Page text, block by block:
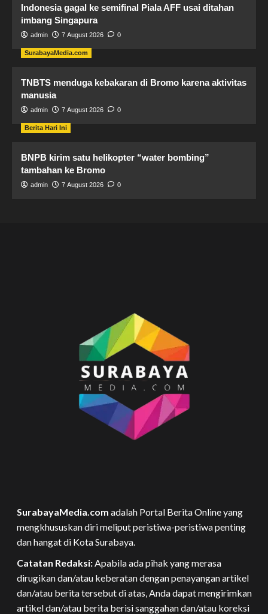
Indonesia gagal ke semifinal Piala AFF usai ditahan
imbang Singapura
admin 7 August 2026 0
SurabayaMedia.com
TNBTS menduga kebakaran di Bromo karena aktivitas
manusia
admin 7 August 2026 0
Berita Hari Ini
BNPB kirim satu helikopter “water bombing”
tambahan ke Bromo
admin 7 August 2026 0
SurabayaMedia.com adalah Portal Berita Online yang
mengkhususkan diri meliput peristiwa-peristiwa penting
dan hangat di Kota Surabaya.
Catatan Redaksi:Apabila ada pihak yang merasa
dirugikan dan/atau keberatan dengan penayangan artikel
dan/atau berita tersebut di atas, Anda dapat mengirimkan
artikel dan/atau berita berisi sanggahan dan/atau koreksi